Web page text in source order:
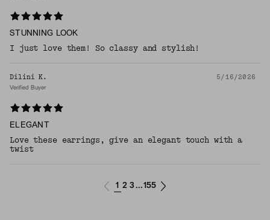
STUNNING LOOK
I just love them! So classy and stylish!
Dilini K. 5/16/2026
Verified Buyer
ELEGANT
Love these earrings, give an elegant touch with a
twist
1 2 3 ...155